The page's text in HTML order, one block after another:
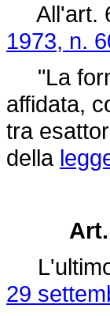
All'art.
1973, n.
"La
affidata,
tra
della
Art.
L'ultimo
29